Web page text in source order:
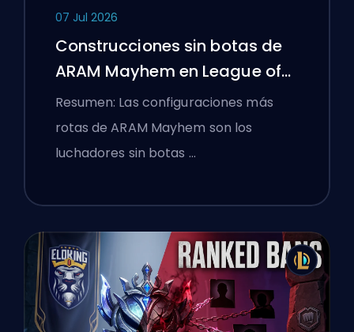
07 Jul 2026
Construcciones sin botas de
ARAM Mayhem en League of
Legends
Resumen: Las configuraciones más
rotas de ARAM Mayhem son los
luchadores sin botas …